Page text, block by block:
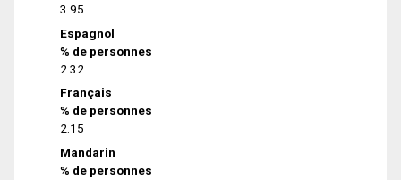
3.95
Espagnol
% de personnes
2.32
Français
% de personnes
2.15
Mandarin
% de personnes